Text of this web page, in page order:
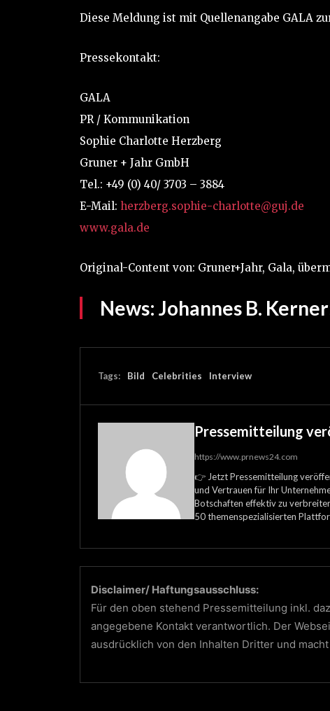
Diese Meldung ist mit Quellenangabe GALA
Pressekontakt:
GALA
PR / Kommunikation
Sophie Charlotte Herzberg
Gruner + Jahr GmbH
Tel.: +49 (0) 40/ 3703 – 3884
E-Mail: herzberg.sophie-charlotte@guj.de
www.gala.de
Original-Content von: Gruner+Jahr, Gala,
News: Johannes B.
Tags: Bild Celebrities Interview
Pressemitteilung
https://www.prnews24.com
👉 Jetzt Pressemitteilung
und Vertrauen für Ihr
Botschaften effektiv zu
50 themenspezialisierten
Disclaimer/ Haftungsausschluss:
Für den oben stehend Pressemitteilung inkl.
angegebene Kontakt verantwortlich. Der
ausdrücklich von den Inhalten Dritter und